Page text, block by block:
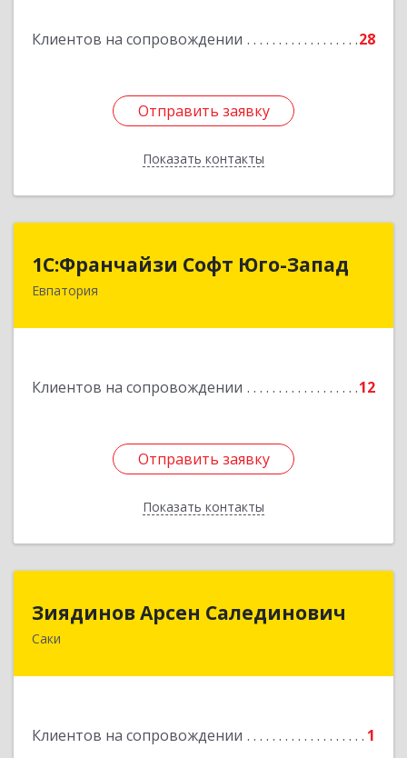
Клиентов на сопровождении 28
Отправить заявку
Показать контакты
Отправить заявку
Назад
1С:Франчайзи Софт Юго-Запад
Евпатория
Клиентов на сопровождении 12
Отправить заявку
Показать контакты
1С:Франчайзи Софт Юго-Запад
297407, Крым Респ, Евпатория г, Победы пр-кт,
Отправить заявку
Назад
Зиядинов Арсен Салединович
Саки
Клиентов на сопровождении 1